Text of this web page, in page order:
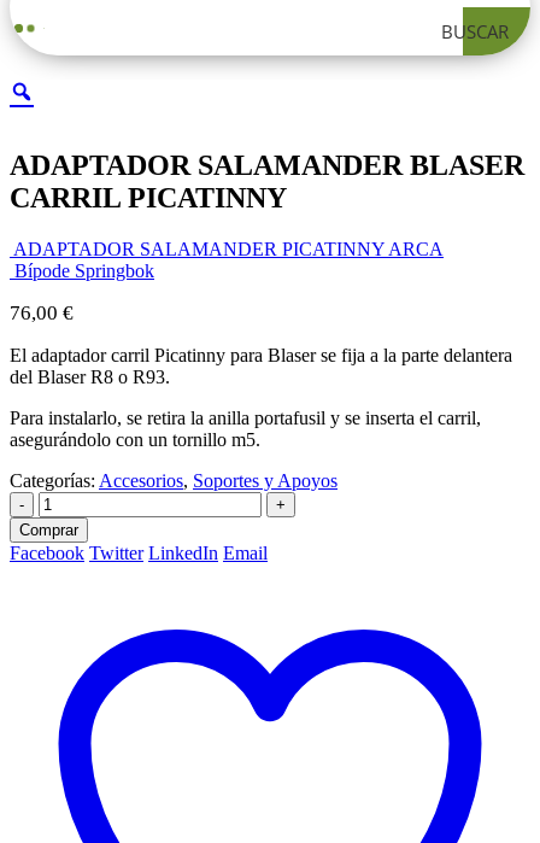
BUSCAR
ADAPTADOR SALAMANDER BLASER
CARRIL PICATINNY
ADAPTADOR SALAMANDER PICATINNY ARCA
Bípode Springbok
76,00 €
El adaptador carril Picatinny para Blaser se fija a la parte delantera
del Blaser R8 o R93.
Para instalarlo, se retira la anilla portafusil y se inserta el carril,
asegurándolo con un tornillo m5.
Categorías: Accesorios, Soportes y Apoyos
-
+
Comprar
Facebook Twitter LinkedIn Email